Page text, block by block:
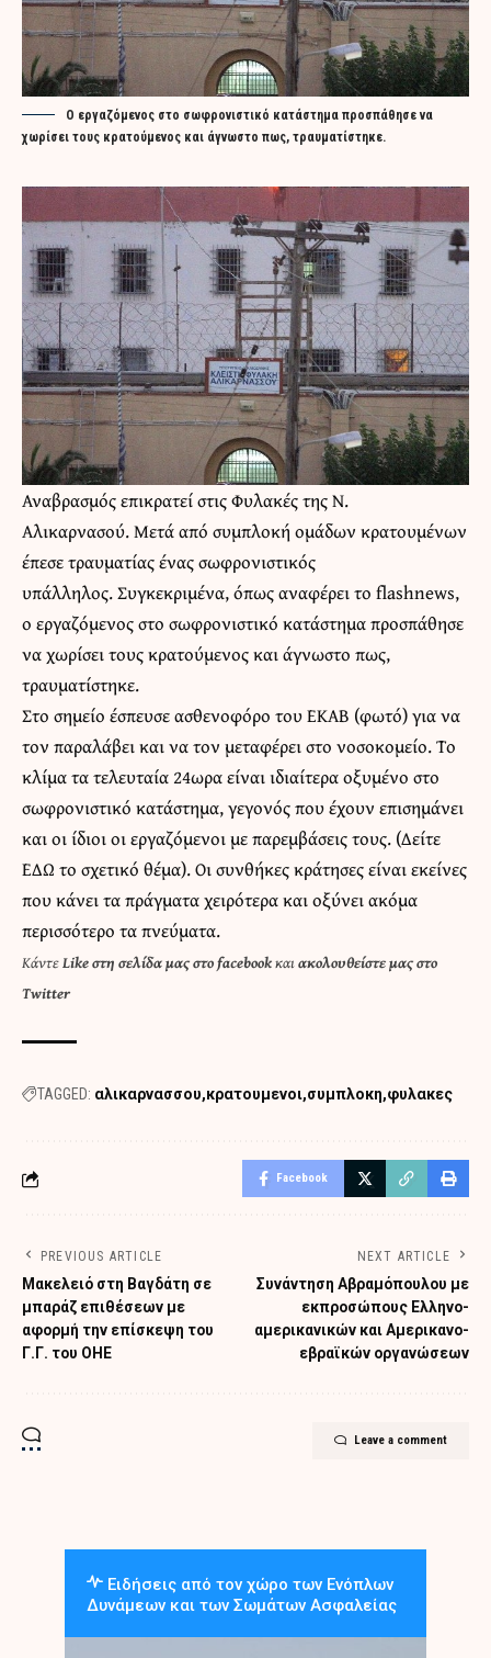
Ο εργαζόμενος στο σωφρονιστικό κατάστημα προσπάθησε να
χωρίσει τους κρατούμενος και άγνωστο πως, τραυματίστηκε.
Αναβρασμός επικρατεί στις Φυλακές της Ν.
Αλικαρνασού. Μετά από συμπλοκή ομάδων κρατουμένων
έπεσε τραυματίας ένας σωφρονιστικός
υπάλληλος. Συγκεκριμένα, όπως αναφέρει το flashnews,
ο εργαζόμενος στο σωφρονιστικό κατάστημα προσπάθησε
να χωρίσει τους κρατούμενος και άγνωστο πως,
τραυματίστηκε.
Στο σημείο έσπευσε ασθενοφόρο του ΕΚΑΒ (φωτό) για να
τον παραλάβει και να τον μεταφέρει στο νοσοκομείο. Το
κλίμα τα τελευταία 24ωρα είναι ιδιαίτερα οξυμένο στο
σωφρονιστικό κατάστημα, γεγονός που έχουν επισημάνει
και οι ίδιοι οι εργαζόμενοι με παρεμβάσεις τους. (Δείτε
ΕΔΩ το σχετικό θέμα). Οι συνθήκες κράτησες είναι εκείνες
που κάνει τα πράγματα χειρότερα και οξύνει ακόμα
περισσότερο τα πνεύματα.
ΚάντεLike στη σελίδα μας στο facebookκαιακολουθείστε μας στο
Twitter
TAGGED: αλικαρνασσου κρατουμενοι συμπλοκη φυλακες
Facebook
PREVIOUS ARTICLE
Μακελειό στη Βαγδάτη σε
μπαράζ επιθέσεων με
αφορμή την επίσκεψη του
Γ.Γ. του ΟΗΕ
NEXT ARTICLE
Συνάντηση Αβραμόπουλου με
εκπροσώπους Ελληνο-
αμερικανικών και Αμερικανο-
εβραϊκών οργανώσεων
Leave a comment
Ειδήσεις από τον χώρο των Ενόπλων
Δυνάμεων και των Σωμάτων Ασφαλείας